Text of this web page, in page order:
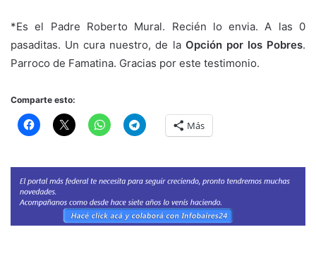
*Es el Padre Roberto Mural. Recién lo envia. A las 0
pasaditas. Un cura nuestro, de la Opción por los Pobres.
Parroco de Famatina. Gracias por este testimonio.
Comparte esto:
Más